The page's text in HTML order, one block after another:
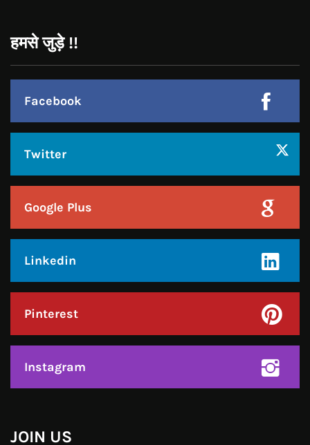
हमसे जुड़े !!
Facebook
Twitter
Google Plus
Linkedin
Pinterest
Instagram